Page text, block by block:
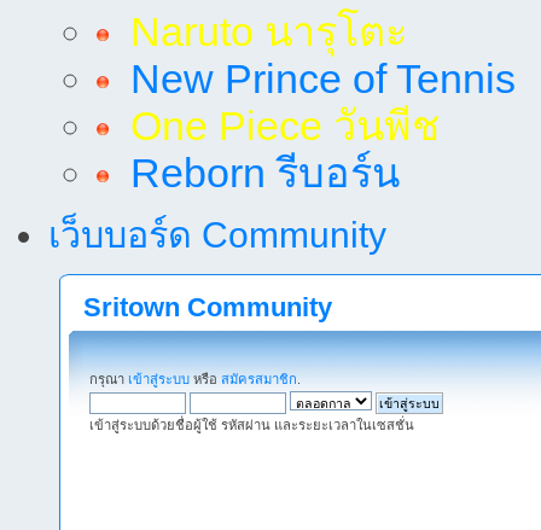
Naruto นารุโตะ
New Prince of Tennis
One Piece วันพีช
Reborn รีบอร์น
เว็บบอร์ด Community
Sritown Community
กรุณา เข้าสู่ระบบ หรือ สมัครสมาชิก
เข้าสู่ระบบด้วยชื่อผู้ใช้ รหัสผ่าน และระยะเวลาในเซสชั่น